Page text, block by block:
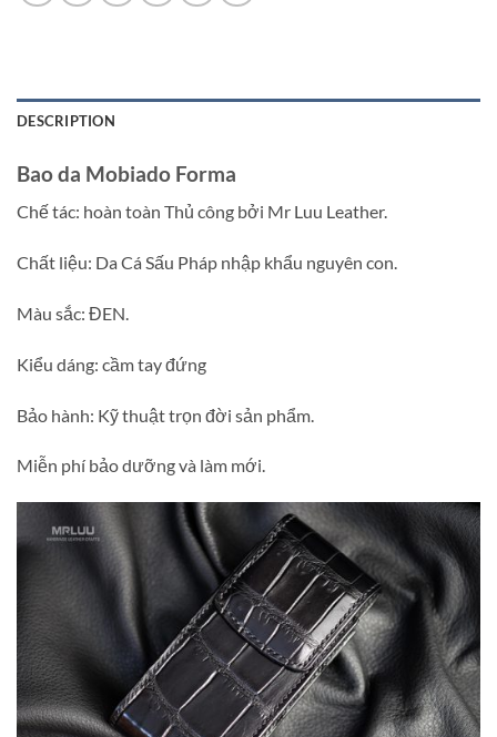
DESCRIPTION
Bao da Mobiado Forma
Chế tác: hoàn toàn Thủ công bởi Mr Luu Leather.
Chất liệu: Da Cá Sấu Pháp nhập khẩu nguyên con.
Màu sắc: ĐEN.
Kiểu dáng: cầm tay đứng
Bảo hành: Kỹ thuật trọn đời sản phẩm.
Miễn phí bảo dưỡng và làm mới.